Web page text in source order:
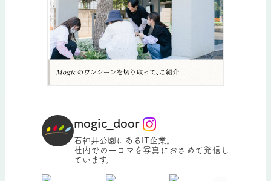
mogic_door
石神井公園にあるIT企業。
社内での一コマを写真におさめて発信し
ています。